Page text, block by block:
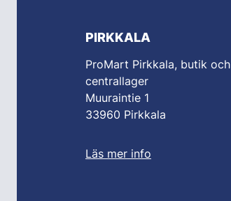
PIRKKALA
ProMart Pirkkala, butik och
centrallager
Muuraintie 1
33960 Pirkkala
Läs mer info